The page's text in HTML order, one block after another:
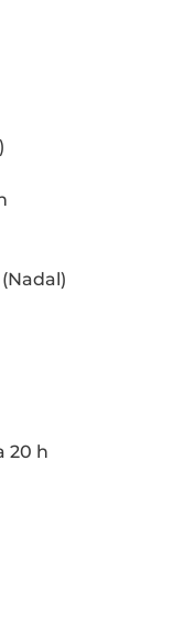
20 h